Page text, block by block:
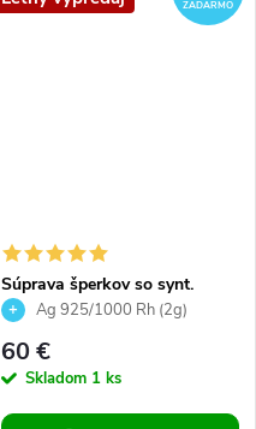
ZADARMO
Súprava šperkov so synt.
opálom a Preciosa crystals,
srdce
Ag 925/1000 Rh (2g)
60 €
Skladom 1 ks